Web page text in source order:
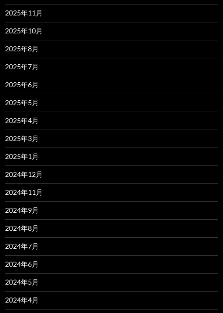
2025年11月
2025年10月
2025年8月
2025年7月
2025年6月
2025年5月
2025年4月
2025年3月
2025年1月
2024年12月
2024年11月
2024年9月
2024年8月
2024年7月
2024年6月
2024年5月
2024年4月